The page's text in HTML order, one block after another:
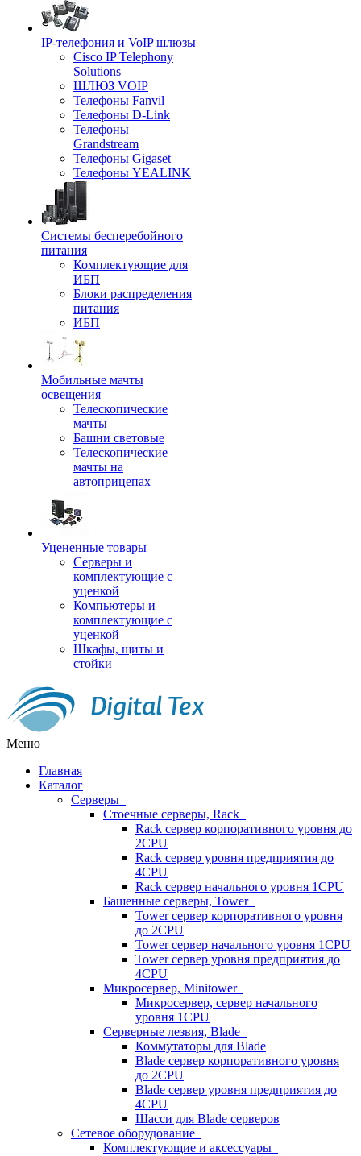
IP-телефония и VoIP шлюзы
Cisco IP Telephony
Solutions
ШЛЮЗ VOIP
Телефоны Fanvil
Телефоны D-Link
Телефоны
Grandstream
Телефоны Gigaset
Телефоны YEALINK
Системы бесперебойного
питания
Комплектующие для
ИБП
Блоки распределения
питания
ИБП
Мобильные мачты
освещения
Телескопические
мачты
Башни световые
Телескопические
мачты на
автоприцепах
Уцененные товары
Серверы и
комплектующие с
уценкой
Компьютеры и
комплектующие с
уценкой
Шкафы, щиты и
стойки
Меню
Главная
Каталог
Серверы
Стоечные серверы, Rack
Rack сервер корпоративного уровня до
2CPU
Rack сервер уровня предприятия до
4CPU
Rack сервер начального уровня 1CPU
Башенные серверы, Tower
Tower сервер корпоративного уровня
до 2CPU
Tower сервер начального уровня 1CPU
Tower сервер уровня предприятия до
4CPU
Микросервер, Minitower
Микросервер, сервер начального
уровня 1CPU
Серверные лезвия, Blade
Коммутаторы для Blade
Blade сервер корпоративного уровня
до 2CPU
Blade сервер уровня предприятия до
4CPU
Шасси для Blade серверов
Сетевое оборудование
Комплектующие и аксессуары